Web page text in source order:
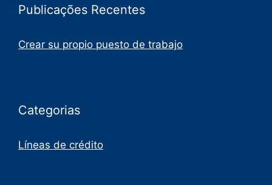
Publicações Recentes
Crear su propio puesto de trabajo
Categorias
Líneas de crédito